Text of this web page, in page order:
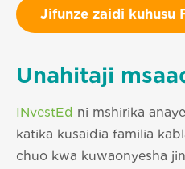
Jifunze zaidi kuhusu
Unahitaji
INvestEd ni mshirika
katika kusaidia familia
chuo kwa kuwaonyesha